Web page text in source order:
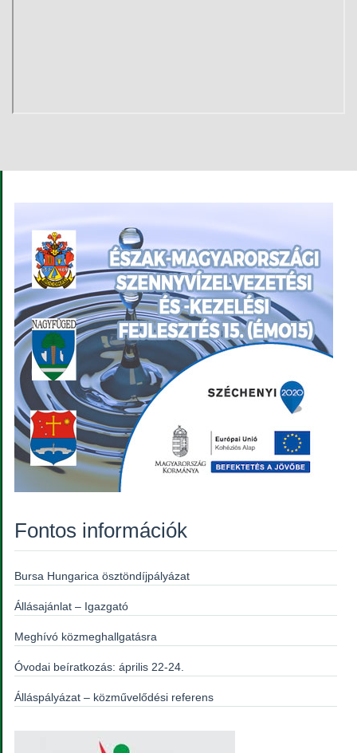
Fontos információk
Bursa Hungarica ösztöndíjpályázat
Állásajánlat – Igazgató
Meghívó közmeghallgatásra
Óvodai beíratkozás: április 22-24.
Álláspályázat – közművelődési referens